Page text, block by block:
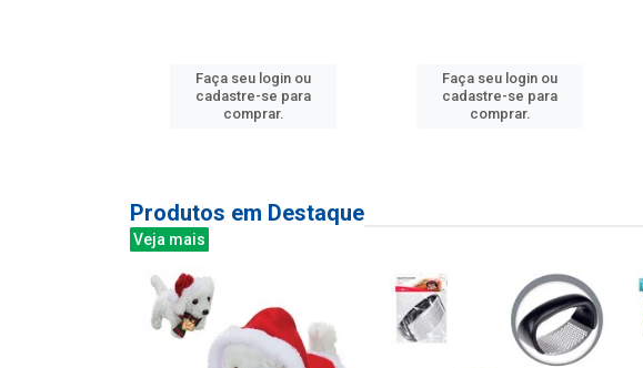
Faça seu login ou
cadastre-se para
comprar.
Faça seu login ou
cadastre-se para
comprar.
Produtos em Destaque
Veja mais